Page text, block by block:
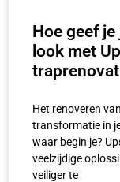
Hoe geef
look met
Het renoveren
transformatie in
waar begin je?
veelzijdige
veiliger te